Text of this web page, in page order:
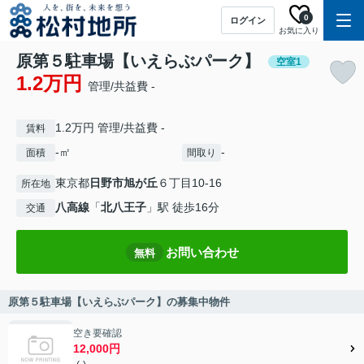
ログイン
お気に入り
0
原第５駐車場【いえらぶパーク】 空室1
1.2万円 管理/共益費 -
賃料 1.2万円 管理/共益費 -
面積 -㎡ 間取り -
所在地 東京都日野市旭が丘 ６丁目10-16
交通 八高線 「北八王子 」駅 徒歩16分
無料 お問い合わせ
原第５駐車場【いえらぶパーク】の募集中物件
空き要確認
12,000円